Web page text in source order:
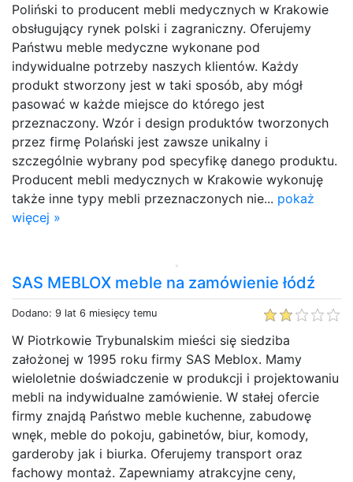
Poliński to producent mebli medycznych w Krakowie
obsługujący rynek polski i zagraniczny. Oferujemy
Państwu meble medyczne wykonane pod
indywidualne potrzeby naszych klientów. Każdy
produkt stworzony jest w taki sposób, aby mógł
pasować w każde miejsce do którego jest
przeznaczony. Wzór i design produktów tworzonych
przez firmę Polański jest zawsze unikalny i
szczególnie wybrany pod specyfikę danego produktu.
Producent mebli medycznych w Krakowie wykonuję
także inne typy mebli przeznaczonych nie... pokaż
więcej »
SAS MEBLOX meble na zamówienie łódź
Dodano: 9 lat 6 miesięcy temu
W Piotrkowie Trybunalskim mieści się siedziba
założonej w 1995 roku firmy SAS Meblox. Mamy
wieloletnie doświadczenie w produkcji i projektowaniu
mebli na indywidualne zamówienie. W stałej ofercie
firmy znajdą Państwo meble kuchenne, zabudowę
wnęk, meble do pokoju, gabinetów, biur, komody,
garderoby jak i biurka. Oferujemy transport oraz
fachowy montaż. Zapewniamy atrakcyjne ceny,